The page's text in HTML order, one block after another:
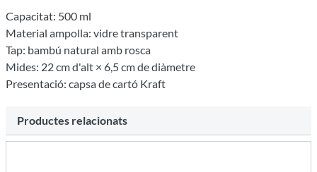
Capacitat: 500 ml
Material ampolla: vidre transparent
Tap: bambú natural amb rosca
Mides: 22 cm d'alt × 6,5 cm de diàmetre
Presentació: capsa de cartó Kraft
Productes relacionats